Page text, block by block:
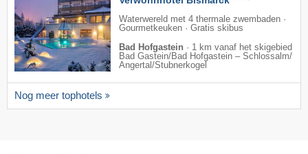
Waterwereld met 4 thermale zwembaden ·
Gourmetkeuken · Gratis skibus
Bad Hofgastein · 1 km vanaf het skigebied
Bad Gastein/​Bad Hofgastein – Schlossalm/​
Angertal/​Stubnerkogel
Nog meer tophotels